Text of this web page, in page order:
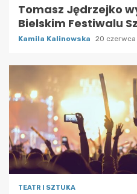
Tomasz Jędrzejko
Bielskim Festiwalu
Kamila Kalinowska 20 czerwca
TEATR I SZTUKA